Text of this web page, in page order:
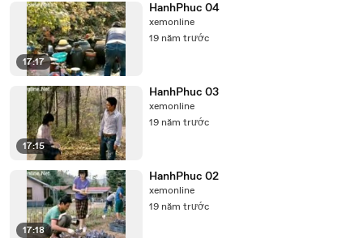
17:17
HanhPhuc 04
xemonline
19 năm trước
17:15
HanhPhuc 03
xemonline
19 năm trước
17:18
HanhPhuc 02
xemonline
19 năm trước